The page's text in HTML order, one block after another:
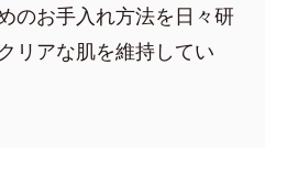
のお手入れ方法を日々研
リアな肌を維持してい